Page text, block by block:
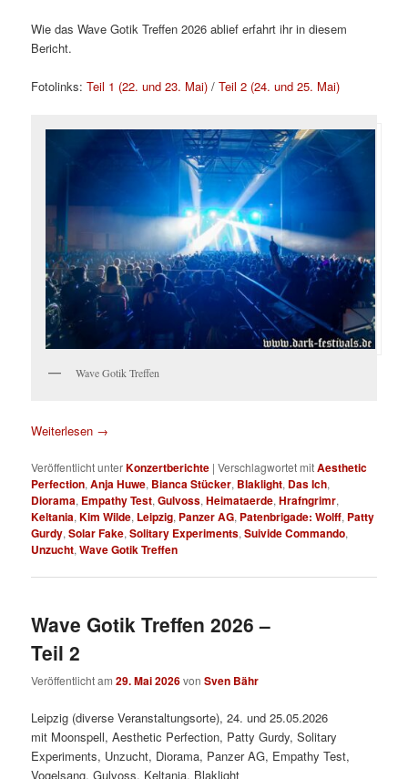
Wie das Wave Gotik Treffen 2026 ablief erfahrt ihr in diesem
Bericht.
Fotolinks:Teil 1 (22. und 23. Mai) /Teil 2 (24. und 25. Mai)
Wave Gotik Treffen
Weiterlesen →
Veröffentlicht unterKonzertberichte |Verschlagwortet mitAesthetic
Perfection,Anja Huwe, Bianca Stücker, Blaklight, Das Ich,
Diorama, Empathy Test,Gulvoss,Heimataerde,Hrafngrimr,
Keltania,Kim Wilde, Leipzig, Panzer AG, Patenbrigade: Wolff, Patty
Gurdy,Solar Fake,Solitary Experiments,Suivide Commando,
Unzucht,Wave Gotik Treffen
Wave Gotik Treffen 2026 –
Teil 2
Veröffentlicht am29. Mai 2026vonSven Bähr
Leipzig (diverse Veranstaltungsorte), 24. und 25.05.2026
mit Moonspell, Aesthetic Perfection, Patty Gurdy, Solitary
Experiments, Unzucht, Diorama, Panzer AG, Empathy Test,
Vogelsang, Gulvoss, Keltania, Blaklight